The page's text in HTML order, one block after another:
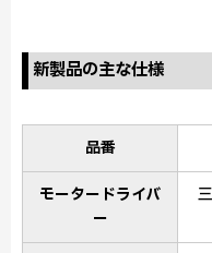
新製品の主な仕様
品番
モータードライバ
ー